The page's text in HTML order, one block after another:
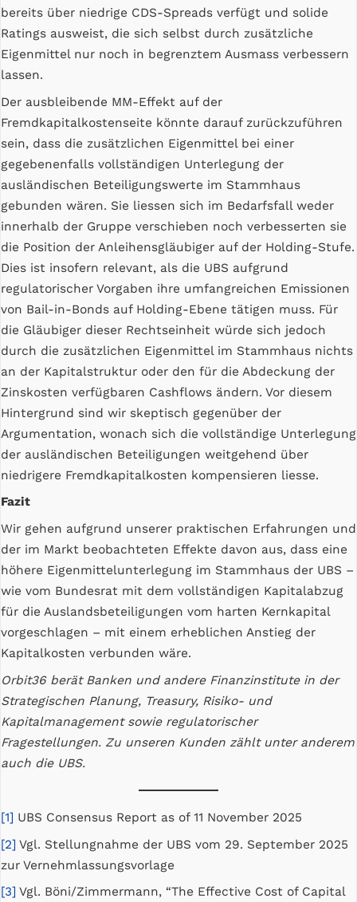
bereits über niedrige CDS-Spreads verfügt und solide
Ratings ausweist, die sich selbst durch zusätzliche
Eigenmittel nur noch in begrenztem Ausmass verbessern
lassen.
Der ausbleibende MM-Effekt auf der
Fremdkapitalkostenseite könnte darauf zurückzuführen
sein, dass die zusätzlichen Eigenmittel bei einer
gegebenenfalls vollständigen Unterlegung der
ausländischen Beteiligungswerte im Stammhaus
gebunden wären. Sie liessen sich im Bedarfsfall weder
innerhalb der Gruppe verschieben noch verbesserten sie
die Position der Anleihensgläubiger auf der Holding-Stufe.
Dies ist insofern relevant, als die UBS aufgrund
regulatorischer Vorgaben ihre umfangreichen Emissionen
von Bail-in-Bonds auf Holding-Ebene tätigen muss. Für
die Gläubiger dieser Rechtseinheit würde sich jedoch
durch die zusätzlichen Eigenmittel im Stammhaus nichts
an der Kapitalstruktur oder den für die Abdeckung der
Zinskosten verfügbaren Cashflows ändern. Vor diesem
Hintergrund sind wir skeptisch gegenüber der
Argumentation, wonach sich die vollständige Unterlegung
der ausländischen Beteiligungen weitgehend über
niedrigere Fremdkapitalkosten kompensieren liesse.
Fazit
Wir gehen aufgrund unserer praktischen Erfahrungen und
der im Markt beobachteten Effekte davon aus, dass eine
höhere Eigenmittelunterlegung im Stammhaus der UBS –
wie vom Bundesrat mit dem vollständigen Kapitalabzug
für die Auslandsbeteiligungen vom harten Kernkapital
vorgeschlagen – mit einem erheblichen Anstieg der
Kapitalkosten verbunden wäre.
Orbit36 berät Banken und andere Finanzinstitute in der
Strategischen Planung, Treasury, Risiko- und
Kapitalmanagement sowie regulatorischer
Fragestellungen. Zu unseren Kunden zählt unter anderem
auch die UBS.
[1] UBS Consensus Report as of 11 November 2025
[2] Vgl. Stellungnahme der UBS vom 29. September 2025
zur Vernehmlassungsvorlage
[3] Vgl. Böni/Zimmermann, “The Effective Cost of Capital